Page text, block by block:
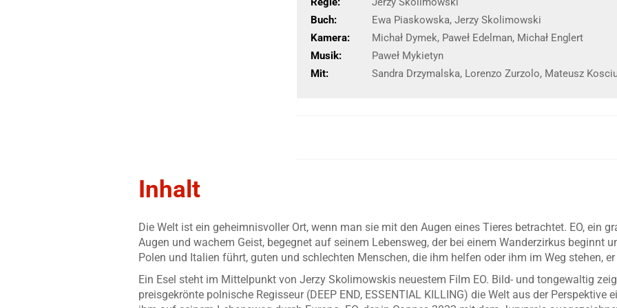
Buch:
Ewa Piaskowska, Jerzy Skolimowski
Kamera:
Michał Dymek, Paweł Edelman, Michał Englert
Musik:
Paweł Mykietyn
Mit:
Sandra Drzymalska, Lorenzo Zurzolo, Mateusz
Inhalt
Die Welt ist ein geheimnisvoller Ort, wenn man sie mit den Augen eines Tieres betrachtet. EO, ein
Augen und wachem Geist, begegnet auf seinem Lebensweg, der bei einem Wanderzirkus beginnt
Polen und Italien führt, guten und schlechten Menschen, die ihm helfen oder ihm im Weg stehen,
Ein Esel steht im Mittelpunkt von Jerzy Skolimowskis neuestem Film EO. Bild- und tongewaltig
preisgekrönte polnische Regisseur (DEEP END, ESSENTIAL KILLING) die Welt aus der